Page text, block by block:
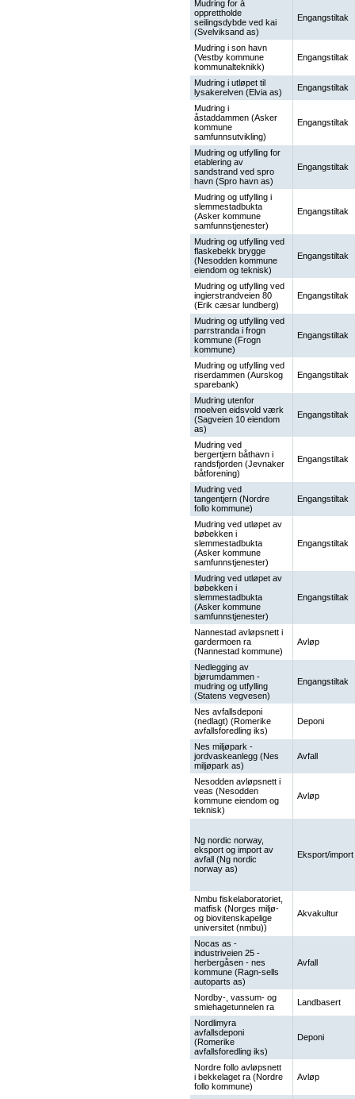
Mudring for å
opprettholde
seilingsdybde ved kai
(Svelviksand as)
Engangstiltak
Mudring i son havn
(Vestby kommune
kommunalteknikk)
Engangstiltak
Mudring i utløpet til
lysakerelven (Elvia as)
Engangstiltak
Mudring i
åstaddammen (Asker
kommune
samfunnsutvikling)
Engangstiltak
Mudring og utfylling for
etablering av
sandstrand ved spro
havn (Spro havn as)
Engangstiltak
Mudring og utfylling i
slemmestadbukta
(Asker kommune
samfunnstjenester)
Engangstiltak
Mudring og utfylling ved
flaskebekk brygge
(Nesodden kommune
eiendom og teknisk)
Engangstiltak
Mudring og utfylling ved
ingierstrandveien 80
(Erik cæsar lundberg)
Engangstiltak
Mudring og utfylling ved
parrstranda i frogn
kommune (Frogn
kommune)
Engangstiltak
Mudring og utfylling ved
riserdammen (Aurskog
sparebank)
Engangstiltak
Mudring utenfor
moelven eidsvold værk
(Sagveien 10 eiendom
as)
Engangstiltak
Mudring ved
bergertjern båthavn i
randsfjorden (Jevnaker
båtforening)
Engangstiltak
Mudring ved
tangentjern (Nordre
follo kommune)
Engangstiltak
Mudring ved utløpet av
bøbekken i
slemmestadbukta
(Asker kommune
samfunnstjenester)
Engangstiltak
Mudring ved utløpet av
bøbekken i
slemmestadbukta
(Asker kommune
samfunnstjenester)
Engangstiltak
Nannestad avløpsnett i
gardermoen ra
(Nannestad kommune)
Avløp
Nedlegging av
bjørumdammen -
mudring og utfylling
(Statens vegvesen)
Engangstiltak
Nes avfallsdeponi
(nedlagt) (Romerike
avfallsforedling iks)
Deponi
Nes miljøpark -
jordvaskeanlegg (Nes
miljøpark as)
Avfall
Nesodden avløpsnett i
veas (Nesodden
kommune eiendom og
teknisk)
Avløp
Ng nordic norway,
eksport og import av
avfall (Ng nordic
norway as)
Eksport/import
Nmbu fiskelaboratoriet,
matfisk (Norges miljø-
og biovitenskapelige
universitet (nmbu))
Akvakultur
Nocas as -
industriveien 25 -
herbergåsen - nes
kommune (Ragn-sells
autoparts as)
Avfall
Nordby-, vassum- og
smiehagetunnelen ra
Landbasert
Nordlimyra
avfallsdeponi
(Romerike
avfallsforedling iks)
Deponi
Nordre follo avløpsnett
i bekkelaget ra (Nordre
follo kommune)
Avløp